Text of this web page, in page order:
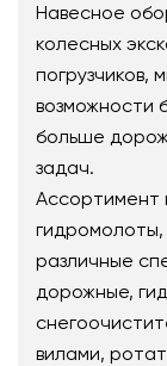
Навесное
колесных
погрузчиков,
возможности
больше
задач.
Ассортимент
гидромолоты,
различные
дорожные,
вилами,